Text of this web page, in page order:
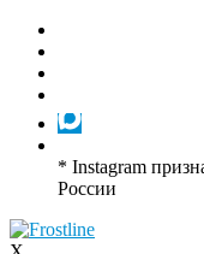
* Instagram
России